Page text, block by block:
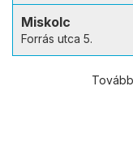
Miskolc
Forrás utca 5.